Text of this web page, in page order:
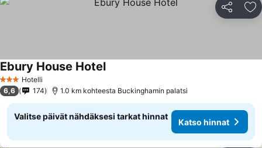
Jaa
3 Tähtiluokitus
Hotelli
Ebury House HotelKatso hinnat
6,6 174 1.0 km kohteesta Buckinghamin palatsi
Valitse päivät nähdäksesi tarkat hinnat
Katso hinnat